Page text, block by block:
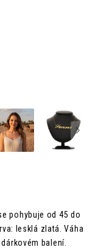
pohybuje od 45 do
lesklá zlatá.Váha
dárkovém balení.